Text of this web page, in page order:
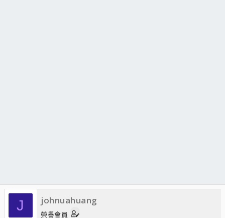
J johnuahuang
榮譽會員